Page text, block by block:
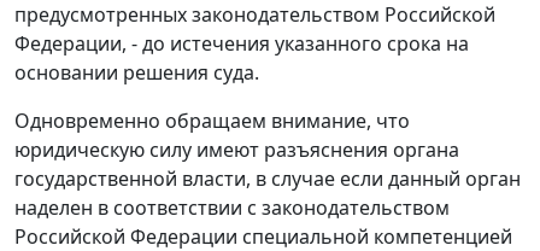
предусмотренных законодательством Российской
Федерации, - до истечения указанного срока на
основании решения суда.
Одновременно обращаем внимание, что
юридическую силу имеют разъяснения органа
государственной власти, в случае если данный орган
наделен в соответствии с законодательством
Российской Федерации специальной компетенцией